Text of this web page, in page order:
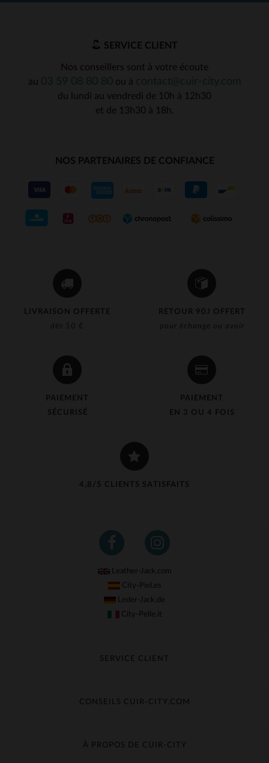
LIVRAISON OFFERTE
dès 50 €
RETOUR 90J OFFERT
pour échange ou avoir
PAIEMENT
SÉCURISÉ
PAIEMENT
EN 3 OU 4 FOIS
4,8/5 CLIENTS SATISFAITS
SERVICE CLIENT
Nos conseillers sont à votre écoute
au
ou à
du lundi au vendredi de 10h à 12h30
et de 13h30 à 18h.
NOS PARTENAIRES DE CONFIANCE
Leather-Jack.com
City-Piel.es
Leder-Jack.de
City-Pelle.it
SERVICE CLIENT
Échange & Remboursement
Contacter le service client
CONSEILS CUIR-CITY.COM
Guide des matières
À PROPOS DE CUIR-CITY